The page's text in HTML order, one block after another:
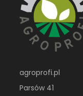
agroprofi.pl
Parsów 41